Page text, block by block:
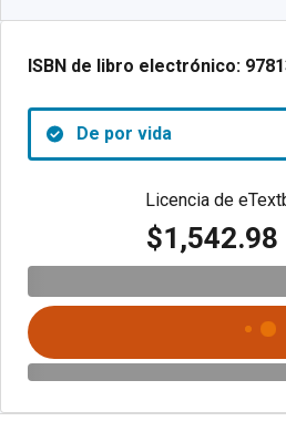
ISBN de libro electrónico:
De por vida
Licencia de
$1,542.98